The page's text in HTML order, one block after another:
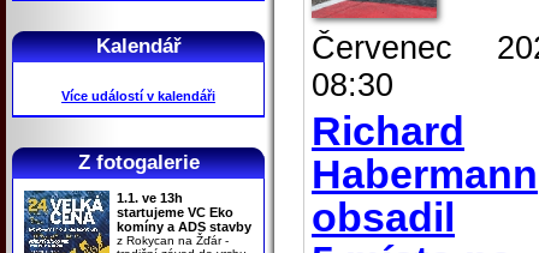
Kalendář
Více událostí v kalendáři
Z fotogalerie
1.1. ve 13h
startujeme VC Eko
komíny a ADS stavby
z Rokycan na Žďár -
Červenec
08:30
Richard
Habermann
obsadil